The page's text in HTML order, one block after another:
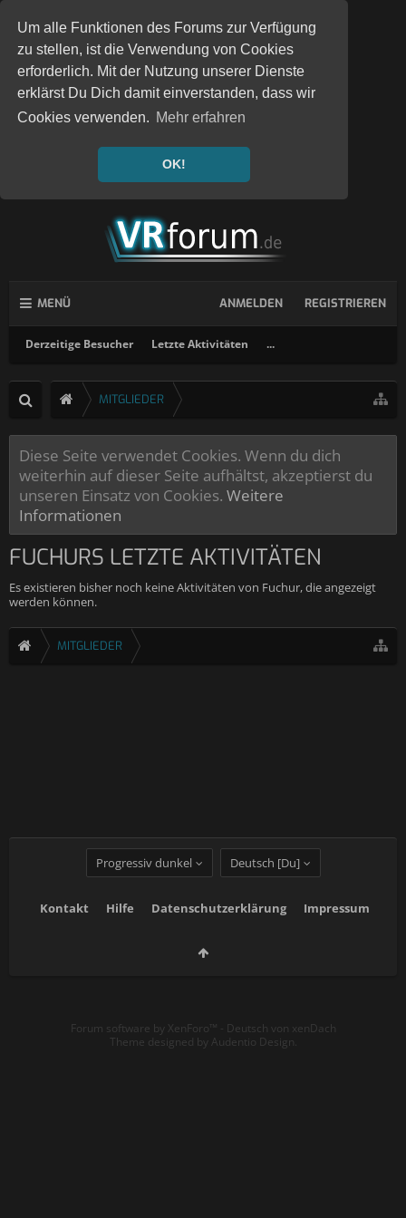
Um alle Funktionen des Forums zur Verfügung
zu stellen, ist die Verwendung von Cookies
erforderlich. Mit der Nutzung unserer Dienste
erklärst Du Dich damit einverstanden, dass wir
Cookies verwenden. Mehr erfahren
OK!
MENÜ
Derzeitige Besucher Letzte Aktivitäten ...
ANMELDEN REGISTRIEREN
MITGLIEDER
Diese Seite verwendet Cookies. Wenn du dich
weiterhin auf dieser Seite aufhältst, akzeptierst du
unseren Einsatz von Cookies. Weitere
Informationen
FUCHURS LETZTE AKTIVITÄTEN
Es existieren bisher noch keine Aktivitäten von Fuchur, die angezeigt
werden können.
MITGLIEDER
Progressiv dunkel Deutsch [Du]
Kontakt Hilfe Datenschutzerklärung Impressum
Forum software by XenForo™ - Deutsch von xenDach
Theme designed by Audentio Design.